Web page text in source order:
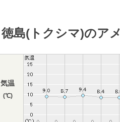
徳島(トクシマ)のア
気温
(℃)